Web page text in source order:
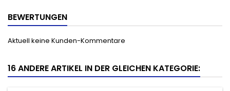
BEWERTUNGEN
Aktuell keine Kunden-Kommentare
16 ANDERE ARTIKEL IN DER GLEICHEN KATEGORIE: